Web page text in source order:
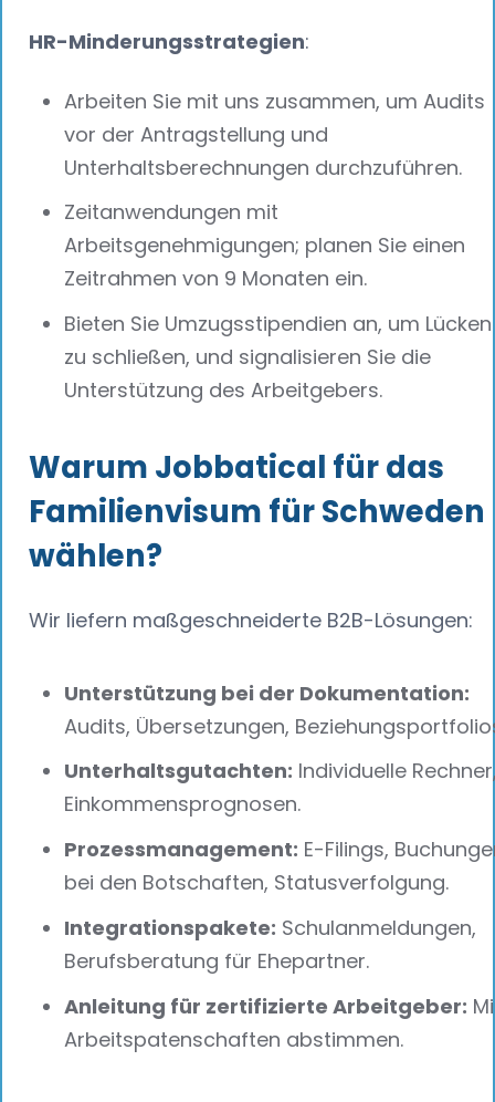
HR-Minderungsstrategien:
Arbeiten Sie mit uns zusammen, um Audits
vor der Antragstellung und
Unterhaltsberechnungen durchzuführen.
Zeitanwendungen mit
Arbeitsgenehmigungen; planen Sie einen
Zeitrahmen von 9 Monaten ein.
Bieten Sie Umzugsstipendien an, um Lücken
zu schließen, und signalisieren Sie die
Unterstützung des Arbeitgebers.
Warum Jobbatical für das
Familienvisum für Schweden
wählen?
Wir liefern maßgeschneiderte B2B-Lösungen:
Unterstützung bei der Dokumentation:
Audits, Übersetzungen,
Unterhaltsgutachten: Individuelle
Einkommensprognosen.
Prozessmanagement: E-Filings,
bei den Botschaften, Statusverfolgung.
Integrationspakete: Schulanmeldungen,
Berufsberatung für Ehepartner.
Anleitung für zertifizierte Arbeitgeber:
Arbeitspatenschaften abstimmen.